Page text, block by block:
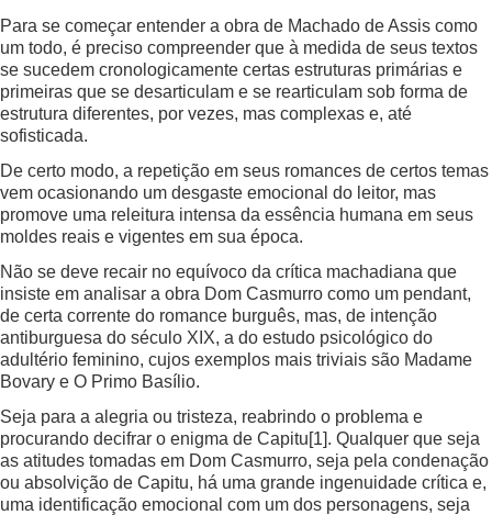
Para se começar entender a obra de Machado de Assis como
um todo, é preciso compreender que à medida de seus textos
se sucedem cronologicamente certas estruturas primárias e
primeiras que se desarticulam e se rearticulam sob forma de
estrutura diferentes, por vezes, mas complexas e, até
sofisticada.
De certo modo, a repetição em seus romances de certos temas
vem ocasionando um desgaste emocional do leitor, mas
promove uma releitura intensa da essência humana em seus
moldes reais e vigentes em sua época.
Não se deve recair no equívoco da crítica machadiana que
insiste em analisar a obra Dom Casmurro como um pendant,
de certa corrente do romance burguês, mas, de intenção
antiburguesa do século XIX, a do estudo psicológico do
adultério feminino, cujos exemplos mais triviais são Madame
Bovary e O Primo Basílio.
Seja para a alegria ou tristeza, reabrindo o problema e
procurando decifrar o enigma de Capitu[1]. Qualquer que seja
as atitudes tomadas em Dom Casmurro, seja pela condenação
ou absolvição de Capitu, há uma grande ingenuidade crítica e,
uma identificação emocional com um dos personagens, seja